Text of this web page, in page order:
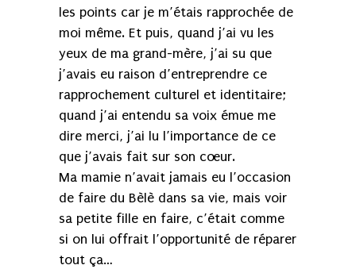
les points car je m’étais rapprochée de
moi même. Et puis, quand j’ai vu les
yeux de ma grand-mère, j’ai su que
j’avais eu raison d’entreprendre ce
rapprochement culturel et identitaire;
quand j’ai entendu sa voix émue me
dire merci, j’ai lu l’importance de ce
que j’avais fait sur son cœur.
Ma mamie n’avait jamais eu l’occasion
de faire du Bèlè dans sa vie, mais voir
sa petite fille en faire, c’était comme
si on lui offrait l’opportunité de réparer
tout ça…